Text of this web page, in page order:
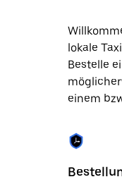
Drücke
die
Escape-
um
den
schließen.
lokale
Bestelle
einem